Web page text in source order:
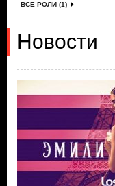
ВСЕ РОЛИ (1)
Новости